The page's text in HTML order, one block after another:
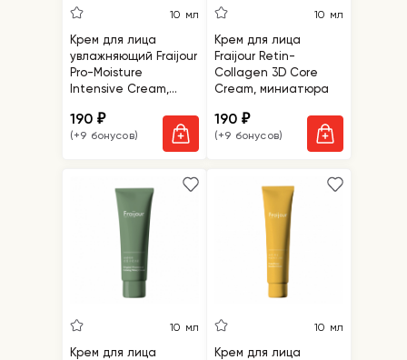
10 мл
Крем для лица
увлажняющий Fraijour
Pro-Moisture
Intensive Cream,
190₽
(+9 бонусов)
10 мл
Крем для лица
Fraijour Retin-
Collagen 3D Core
Cream, миниатюра
190₽
(+9 бонусов)
10 мл
Крем для лица
10 мл
Крем для лица